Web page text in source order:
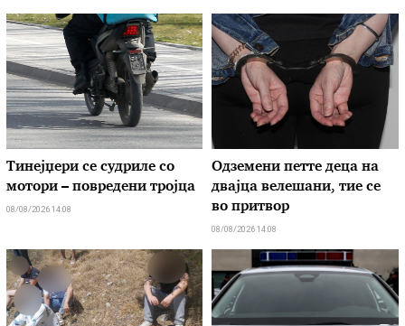
Тинејџери се судриле со
мотори – повредени тројца
08/08/2026 14:08
Одземени петте деца на
двајца велешани, тие се
во притвор
08/08/2026 14:08